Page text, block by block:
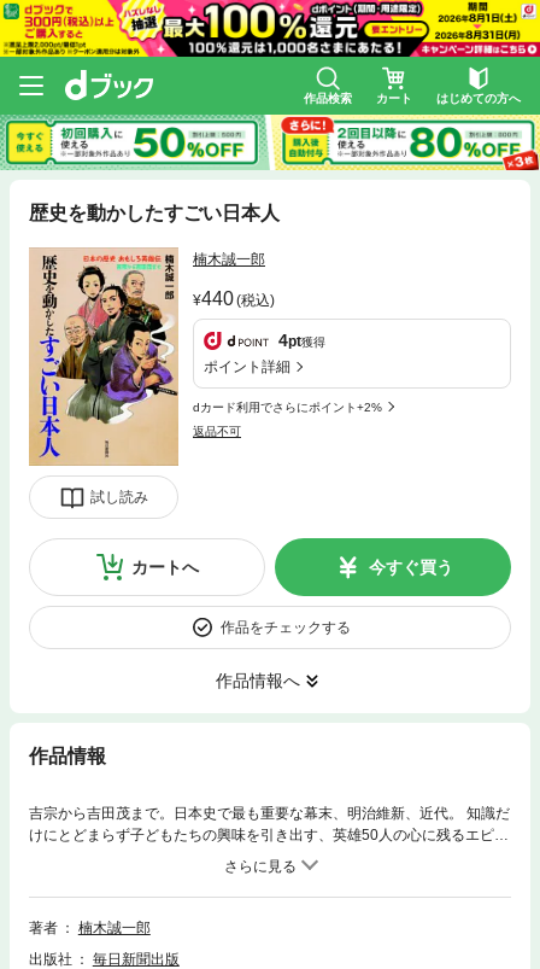
作品検索 カート はじめての方へ
歴史を動かしたすごい日本人
試し読み
楠木誠一郎
440(税込)
4pt獲得
ポイント詳細
dカード利用でさらにポイント+2%
返品不可
カートへ 今すぐ買う
作品をチェックする
作品情報へ
作品情報
吉宗から吉田茂まで。日本史で最も重要な幕末、明治維新、近代。 知識だ
けにとどまらず子どもたちの興味を引き出す、英雄50人の心に残るエピソ
著者
楠木誠一郎
出版社
毎日新聞出版